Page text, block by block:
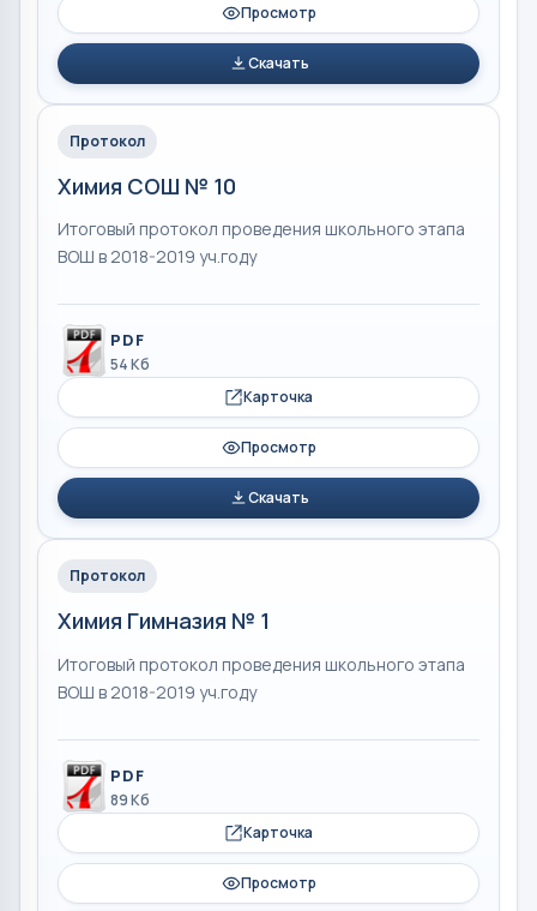
Просмотр
Скачать
Протокол
Химия СОШ № 10
Итоговый протокол проведения школьного этапа
ВОШ в 2018-2019 уч.году
PDF
54 Кб
Карточка
Просмотр
Скачать
Протокол
Химия Гимназия № 1
Итоговый протокол проведения школьного этапа
ВОШ в 2018-2019 уч.году
PDF
89 Кб
Карточка
Просмотр